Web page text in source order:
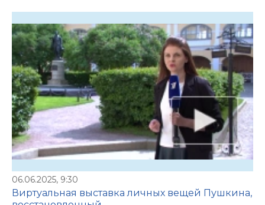
06.06.2025, 9:30
Виртуальная выставка личных вещей Пушкина,